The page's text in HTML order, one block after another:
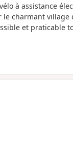
à assistance
charmant village
et praticable